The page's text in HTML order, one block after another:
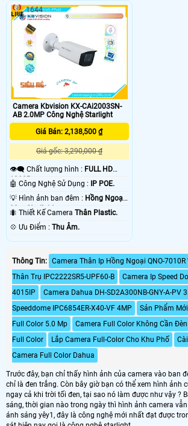
Camera Kbvision KX-CAi2003SN-
AB 2.0MP Công Nghệ Starlight
Giá Bán: 2,138,500 ₫
Giá gốc: 3,290,000 ₫
👁️‍🗨 Chất lượng hình : FULL HD
1080P .
🤖️ Công Nghệ Sử Dụng :
IP POE.
💡 Hình ảnh ban đêm : Hồng Ngoại
80m Starlight.
🐜 Thiết Kế Camera Thân Plastic.
️💠 Ưu Điểm : Thu Âm.
1644
Thông Tin: Camera Thân Ip Hồng Ngoại QNO-7010R
Thân Trụ IPC2222SR5-UPF60-B
Camera Ip Speed
4015IP
Camera Dahua DH-SD2A300NB-GNY-A-PV
Speeddome IPC6854ER-X40-VF 4MP
Sản Phẩm
Full Color 5.0 Mp
Camera Full Color Không Cần
Full Color
Lắp Camera Full-Color Cho Khu Phố
Camera Full Color Dahua
Trước đây, bạn chỉ thấy hình ảnh của camera vào ban
chỉ là đen trắng. Còn bây giờ bạn có thể xem hình ảnh
ngay cả khi trời tối đen, tại sao nó làm được như vậy ?
sáng, thời gian nào trong ngày thì hình ảnh camera
ánh sáng yêy1, đây là công nghệ mới nhất đạt được